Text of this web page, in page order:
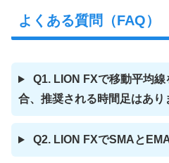
よくある質問（FAQ）
Q1. LION FXで移動平均
合、推奨される時間足はあり
Q2. LION FXでSMAと